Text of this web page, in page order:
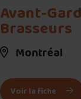
Avant-
Brasseurs
Montréal
Voir la fiche :